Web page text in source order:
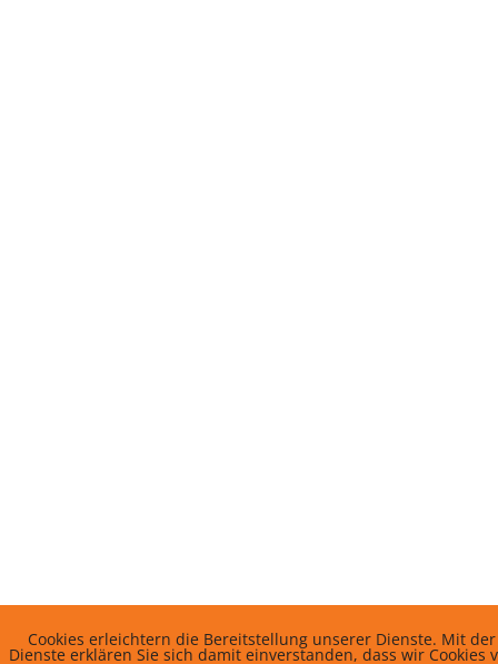
Cookies erleichtern die Bereitstellung unserer Dienste. Mit
Dienste erklären Sie sich damit einverstanden, dass wir Cookies